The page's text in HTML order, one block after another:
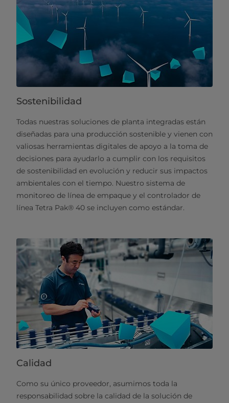
Sostenibilidad
Todas nuestras soluciones de planta integradas están
diseñadas para una producción sostenible y vienen con
valiosas herramientas digitales de apoyo a la toma de
decisiones para ayudarlo a cumplir con los requisitos
de sostenibilidad en evolución y reducir sus impactos
ambientales con el tiempo. Nuestro sistema de
monitoreo de línea de empaque y el controlador de
línea Tetra Pak® 40 se incluyen como estándar.
Calidad
Como su único proveedor, asumimos toda la
responsabilidad sobre la calidad de la solución de